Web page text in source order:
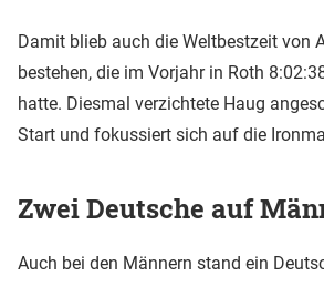
Damit blieb auch die Weltbestzeit von
bestehen, die im Vorjahr in Roth
hatte. Diesmal verzichtete Haug
Start und fokussiert sich auf die
Zwei Deutsche auf
Auch bei den Männern stand ein